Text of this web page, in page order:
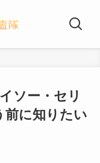
ソー・セリ
前に知りたい